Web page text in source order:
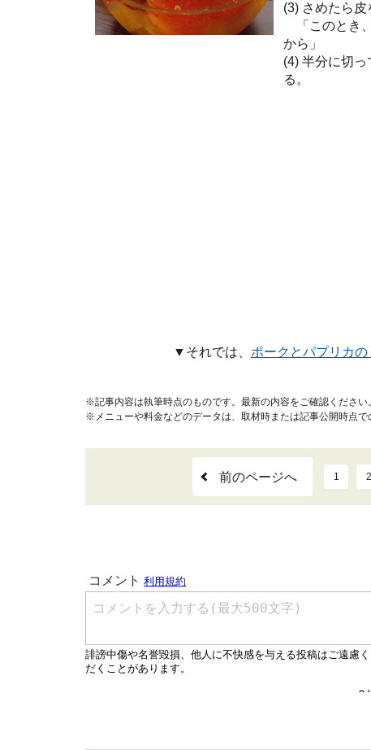
(3) さめたら皮
「このとき
から」
(4) 半分に切
る。
▼それでは、 ポークとパプリカ
※記事内容は執筆時点のものです。最新の内容をご確認ください。
※メニューや料金などのデータは、取材時または記事公開時点で
前のページへ 1 2